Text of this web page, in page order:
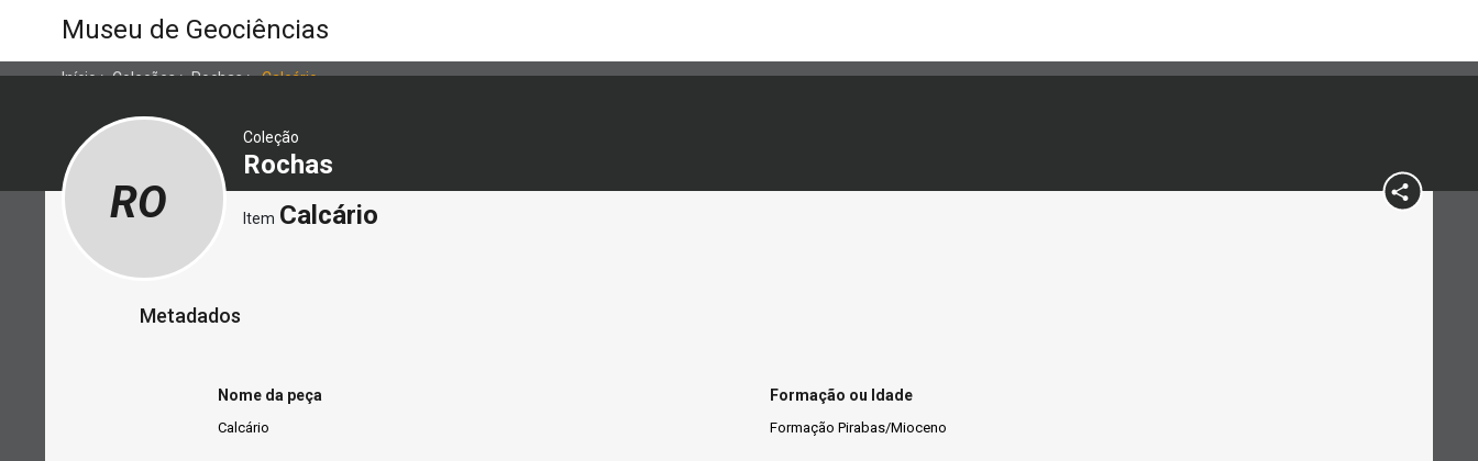
Museu de Geociências
Início>Coleções>Rochas>Calcário
Coleção
Rochas
RO Item Calcário
Metadados
Nome da peça
Calcário
Formação ou Idade
Formação Pirabas/Mioceno